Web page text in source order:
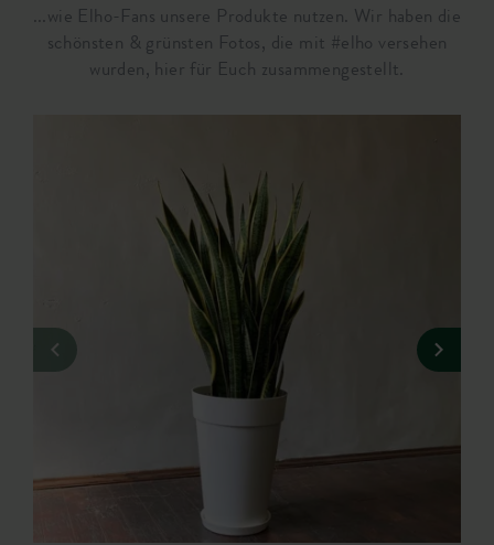
...wie Elho-Fans unsere Produkte nutzen. Wir haben die
schönsten & grünsten Fotos, die mit #elho versehen
wurden, hier für Euch zusammengestellt.